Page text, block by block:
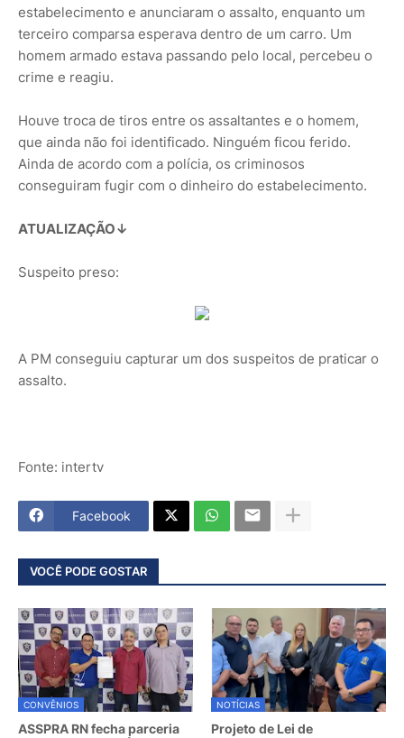
estabelecimento e anunciaram o assalto, enquanto um
terceiro comparsa esperava dentro de um carro. Um
homem armado estava passando pelo local, percebeu o
crime e reagiu.
Houve troca de tiros entre os assaltantes e o homem,
que ainda não foi identificado. Ninguém ficou ferido.
Ainda de acordo com a polícia, os criminosos
conseguiram fugir com o dinheiro do estabelecimento.
ATUALIZAÇÃO↓
Suspeito preso:
A PM conseguiu capturar um dos suspeitos de praticar o
assalto.
Fonte: intertv
Facebook
VOCÊ PODE GOSTAR
CONVÊNIOS
ASSPRA RN fecha parceria
NOTÍCIAS
Projeto de Lei de